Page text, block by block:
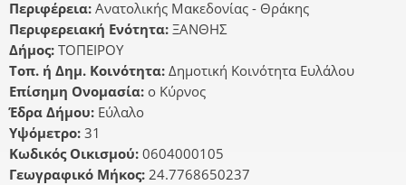
Περιφέρεια: Ανατολικής Μακεδονίας - Θράκης
Περιφερειακή Ενότητα: ΞΑΝΘΗΣ
Δήμος: ΤΟΠΕΙΡΟΥ
Τοπ. ή Δημ. Κοινότητα: Δημοτική Κοινότητα Ευλάλου
Επίσημη Ονομασία: ο Κύρνος
Έδρα Δήμου: Εύλαλο
Υψόμετρο: 31
Κωδικός Οικισμού: 0604000105
Γεωγραφικό Μήκος: 24.7768650237